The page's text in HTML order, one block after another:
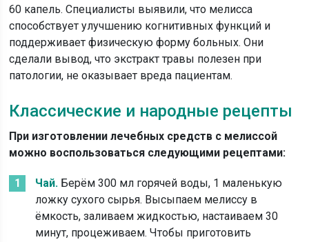
60 капель. Специалисты выявили, что мелисса
способствует улучшению когнитивных функций и
поддерживает физическую форму больных. Они
сделали вывод, что экстракт травы полезен при
патологии, не оказывает вреда пациентам.
Классические и народные рецепты
При изготовлении лечебных средств с мелиссой
можно воспользоваться следующими рецептами:
Чай. Берём 300 мл горячей воды, 1 маленькую
ложку сухого сырья. Высыпаем мелиссу в
ёмкость, заливаем жидкостью, настаиваем 30
минут, процеживаем. Чтобы приготовить